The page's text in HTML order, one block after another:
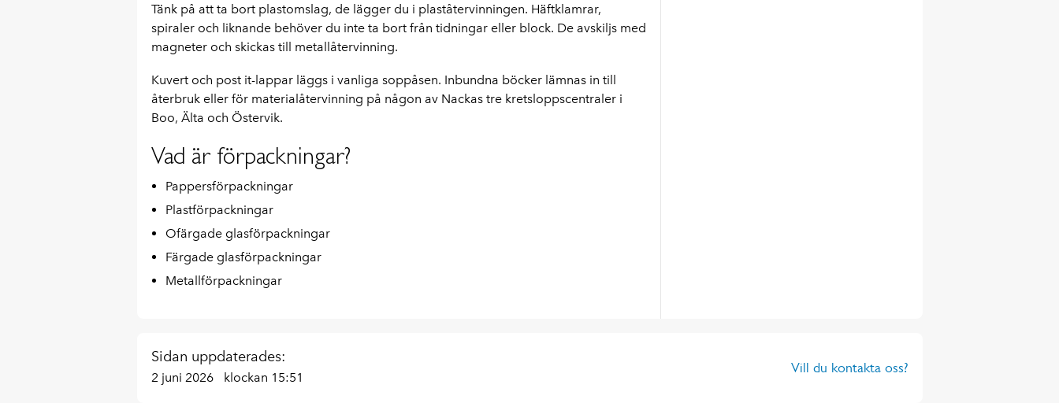
Tänk på att ta bort plastomslag, de lägger du i plaståtervinningen. Häftklamrar,
spiraler och liknande behöver du inte ta bort från tidningar eller block. De avskiljs med
magneter och skickas till metallåtervinning.
Kuvert och post it-lappar läggs i vanliga soppåsen. Inbundna böcker lämnas in till
återbruk eller för materialåtervinning på någon av Nackas tre kretsloppscentraler i
Boo, Älta och Östervik.
Vad är förpackningar?
Pappersförpackningar
Plastförpackningar
Ofärgade glasförpackningar
Färgade glasförpackningar
Metallförpackningar
Sidan uppdaterades:
2 juni 2026 klockan 15:51
Vill du kontakta oss?